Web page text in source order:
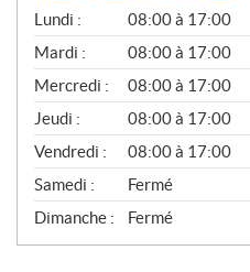
G
É
N
É
R
A
L
Lundi :
08:00 à 17:00
Mardi :
08:00 à 17:00
Mercredi :
08:00 à 17:00
Jeudi :
08:00 à 17:00
Vendredi :
08:00 à 17:00
Samedi :
Fermé
Dimanche :
Fermé